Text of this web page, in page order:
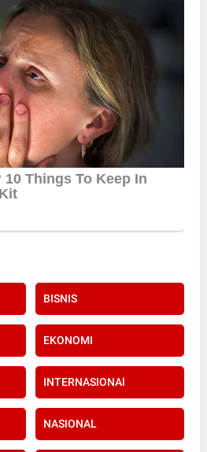
BISNIS
EKONOMI
INTERNASIONAl
NASIONAL